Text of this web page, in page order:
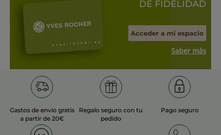
DE FIDELIDAD
Acceder a mi espacio
Saber más
Gastos de envío gratis
a partir de 20€
Regalo seguro con tu
pedido
Pago seguro